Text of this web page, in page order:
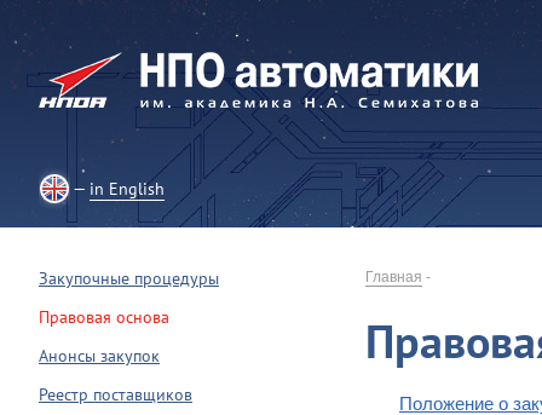
in English
Главная -
Положение о
Закупочные процедуры
Правовая основа
Анонсы закупок
Реестр поставщиков